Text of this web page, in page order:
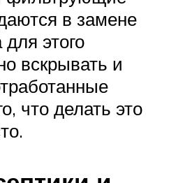
в замене
этого
вскрывать и
что делать это